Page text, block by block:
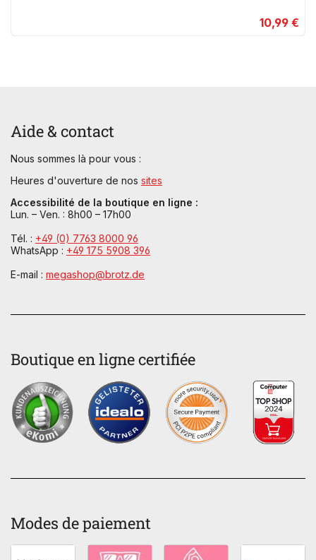
10,99 €
Aide & contact
Nous sommes là pour vous :
Heures d'ouverture de nos sites
Accessibilité de la boutique en ligne :
Lun. – Ven. : 8h00 – 17h00
Tél. : +49 (0) 7763 8000 96
WhatsApp : +49 175 5908 396
E-mail : megashop@brotz.de
Boutique en ligne certifiée
Modes de paiement